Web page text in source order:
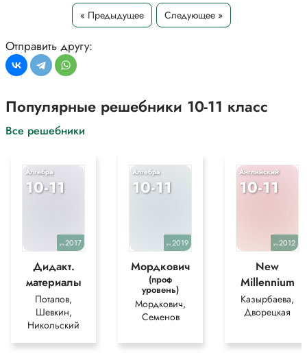
« Предыдущее Следующее »
Отправить другу:
Популярные решебники 10-11 класс
Все решебники
Алгебра
10-11
уч. 2017
Дидакт.
материалы
Потапов,
Шевкин,
Никольский
Алгебра
10-11
уч. 2019
Мордкович
(проф
уровень)
Мордкович,
Семенов
Английский
10-11
уч. 2012
New
Millennium
Казырбаева,
Дворецкая